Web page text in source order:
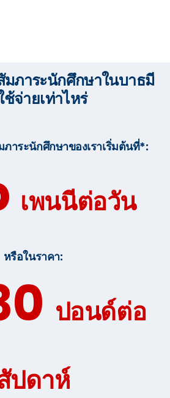
มภาระนักศึกษาในบาธมี
ช้จ่ายเท่าไหร่
ภาระนักศึกษาของเราเริ่มต้นที่*:
เพนนีต่อวัน
หรือในราคา:
ปอนด์ต่อ
ปดาห์